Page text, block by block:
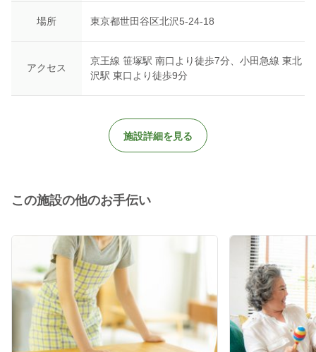
場所 東京都世田谷区北沢5-24-18
アクセス
京王線 笹塚駅 南口より徒歩7分、小田急線 東北
沢駅 東口より徒歩9分
施設詳細を見る
この施設の他のお手伝い